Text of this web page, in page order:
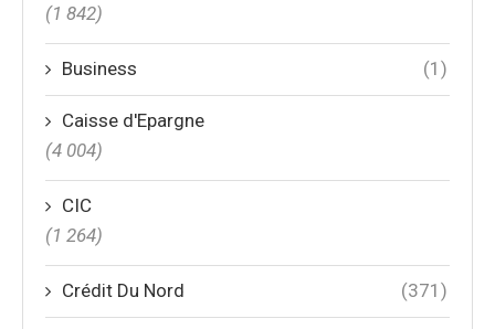
(1 842)
Business (1)
Caisse d'Epargne
(4 004)
CIC
(1 264)
Crédit Du Nord (371)